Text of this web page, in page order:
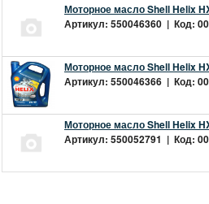
Моторное масло Shell Helix
Артикул: 550046360 | Код:
Моторное масло Shell Helix
Артикул: 550046366 | Код:
Моторное масло Shell Helix
Артикул: 550052791 | Код: